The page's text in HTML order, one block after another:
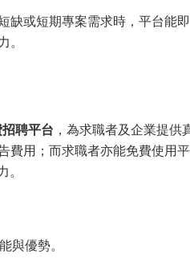
缺或短期專案需求時，平台能
。
聘平台 ，為求職者及企業提供
費用；而求職者亦能免費使用
。
與優勢。